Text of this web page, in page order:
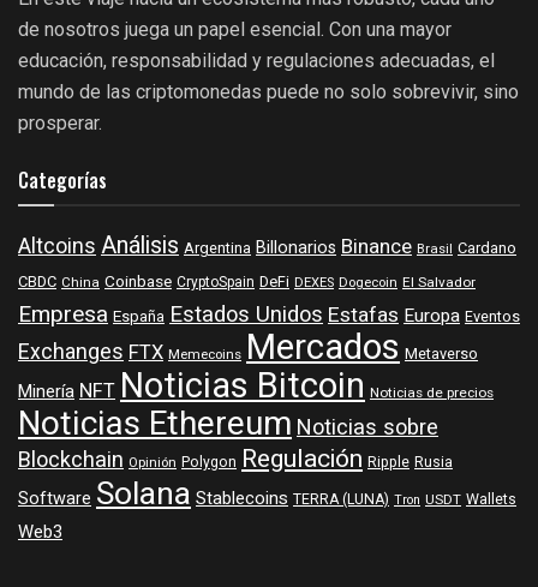
de nosotros juega un papel esencial. Con una mayor
educación, responsabilidad y regulaciones adecuadas, el
mundo de las criptomonedas puede no solo sobrevivir, sino
prosperar.
Categorías
AltcoinsAnálisis Argentina BillonariosBinance Brasil Cardano
CBDC China Coinbase CryptoSpain DeFi DEXES Dogecoin El Salvador
Empresa España Estados UnidosEstafasEuropa Eventos
ExchangesFTX Memecoins Mercados Metaverso
MineríaNFTNoticias Bitcoin Noticias de precios
Noticias EthereumNoticias sobre
Blockchain Opinión Polygon Regulación Ripple Rusia
SoftwareSolanaStablecoins TERRA (LUNA) Tron USDT Wallets
Web3